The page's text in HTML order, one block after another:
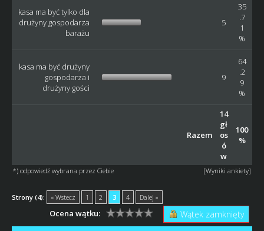
kasa ma być tylko dla
drużyny gospodarza
barażu
5
35
.7
1
%
kasa ma być drużyny
gospodarza i
drużyny gości
9
64
.2
9
%
Razem
14
gł
os
ó
w
100
%
*) odpowiedź wybrana przez Ciebie [Wyniki ankiety]
Strony (4): « Wstecz 1 2 3 4 Dalej »
Wątek zamknięty
Ocena wątku: